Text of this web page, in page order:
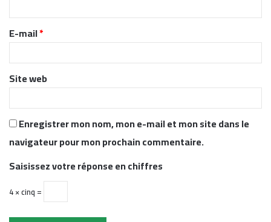
r
e
*
E-mail*
Site web
Enregistrer mon nom, mon e-mail et mon site dans le
navigateur pour mon prochain commentaire.
Saisissez votre réponse en chiffres
4 × cinq =